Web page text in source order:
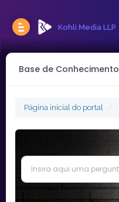
Kohli Media LLP
Base de Conhecimento
Página inicial do portal